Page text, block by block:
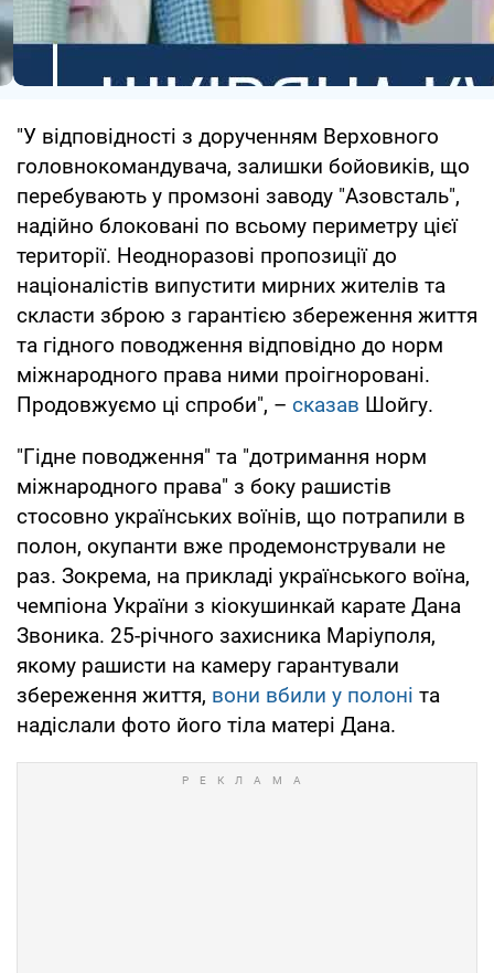
"У відповідності з дорученням Верховного
головнокомандувача, залишки бойовиків, що
перебувають у промзоні заводу "Азовсталь",
надійно блоковані по всьому периметру цієї
території. Неодноразові пропозиції до
націоналістів випустити мирних жителів та
скласти зброю з гарантією збереження життя
та гідного поводження відповідно до норм
міжнародного права ними проігноровані.
Продовжуємо ці спроби", – сказав Шойгу.
"Гідне поводження" та "дотримання норм
міжнародного права" з боку рашистів
стосовно українських воїнів, що потрапили в
полон, окупанти вже продемонстрували не
раз. Зокрема, на прикладі українського воїна,
чемпіона України з кіокушинкай карате Дана
Звоника. 25-річного захисника Маріуполя,
якому рашисти на камеру гарантували
збереження життя, вони вбили у полоні та
надіслали фото його тіла матері Дана.